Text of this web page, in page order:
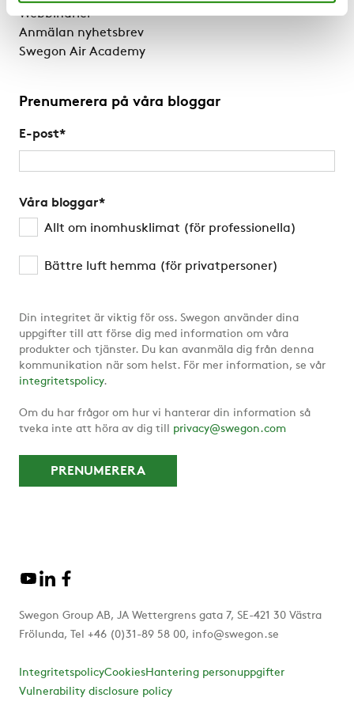
Webbinarier
Anmälan nyhetsbrev
Swegon Air Academy
Prenumerera på våra bloggar
E-post*
Våra bloggar*
Allt om inomhusklimat (för professionella)
Bättre luft hemma (för privatpersoner)
Din integritet är viktig för oss. Swegon använder dina
uppgifter till att förse dig med information om våra
produkter och tjänster. Du kan avanmäla dig från denna
kommunikation när som helst. För mer information, se vår
integritetspolicy.
Om du har frågor om hur vi hanterar din information så
tveka inte att höra av dig till privacy@swegon.com
Swegon Group AB, JA Wettergrens gata 7, SE-421 30 Västra
Frölunda, Tel +46 (0)31-89 58 00, info@swegon.se
IntegritetspolicyCookiesHantering personuppgifter
Vulnerability disclosure policy